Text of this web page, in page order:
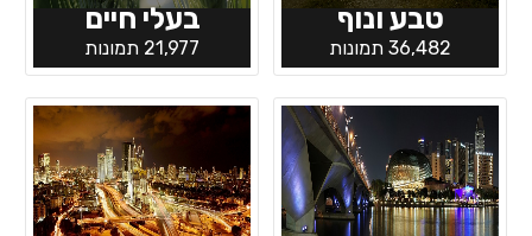
טבע ונוף
36,482 תמונות
בעלי חיים
21,977 תמונות